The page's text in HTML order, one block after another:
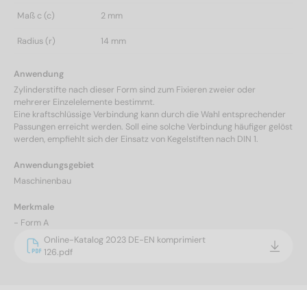
Maß c (c) 2 mm
Radius (r) 14 mm
Anwendung
Zylinderstifte nach dieser Form sind zum Fixieren zweier oder
mehrerer Einzelelemente bestimmt.
Eine kraftschlüssige Verbindung kann durch die Wahl entsprechender
Passungen erreicht werden. Soll eine solche Verbindung häufiger gelöst
werden, empfiehlt sich der Einsatz von Kegelstiften nach DIN 1.
Anwendungsgebiet
Maschinenbau
Merkmale
- Form A
Online-Katalog 2023 DE-EN komprimiert
126.pdf